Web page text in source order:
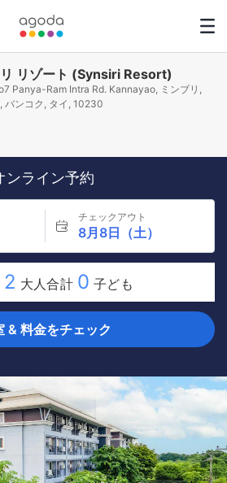
リゾート (Synsiri Resort)
Panya-Ram Intra Rd. Kannayao, ミンブリ,
バンコク, タイ, 10230
ンライン予約
チェックアウト
8月8日（土）
2 大人合計 0 子ども
& 料金をチェック